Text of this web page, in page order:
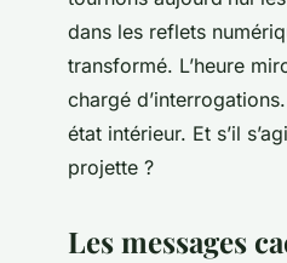
dans les reflets
transformé. L’heure
chargé
état intérieur. Et s’il
projette ?
Les messages